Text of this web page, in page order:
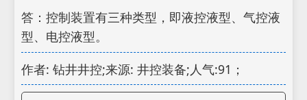
答：控制装置有三种类型，即液控液型、气控液
型、电控液型。
作者: 钻井井控;来源: 井控装备;人气:91；